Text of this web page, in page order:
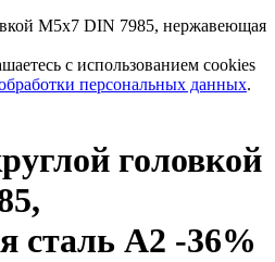
М5х7 DIN 7985, нержавеющая
с использованием cookies
персональных данных.
головкой
сталь А2